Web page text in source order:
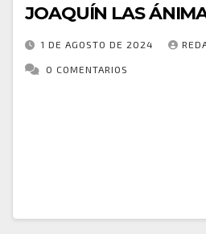
JOAQUÍN LAS
1 DE AGOSTO DE 2024
0 COMENTARIOS